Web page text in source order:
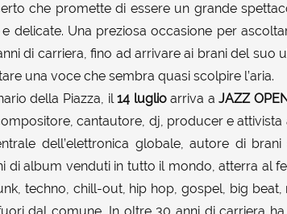
che promette di essere un grande
delicate. Una preziosa occasione per
di carriera, fino ad arrivare ai brani del suo
una voce che sembra quasi scolpire l’aria.
della Piazza, il14 luglioarriva aJAZZ
cantautore, dj, producer e
dell’elettronica globale, autore di
di album venduti in tutto il mondo, atterra al
techno, chill-out, hip hop, gospel, big